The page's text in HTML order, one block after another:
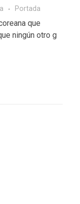
Portada
que
ningún otro g